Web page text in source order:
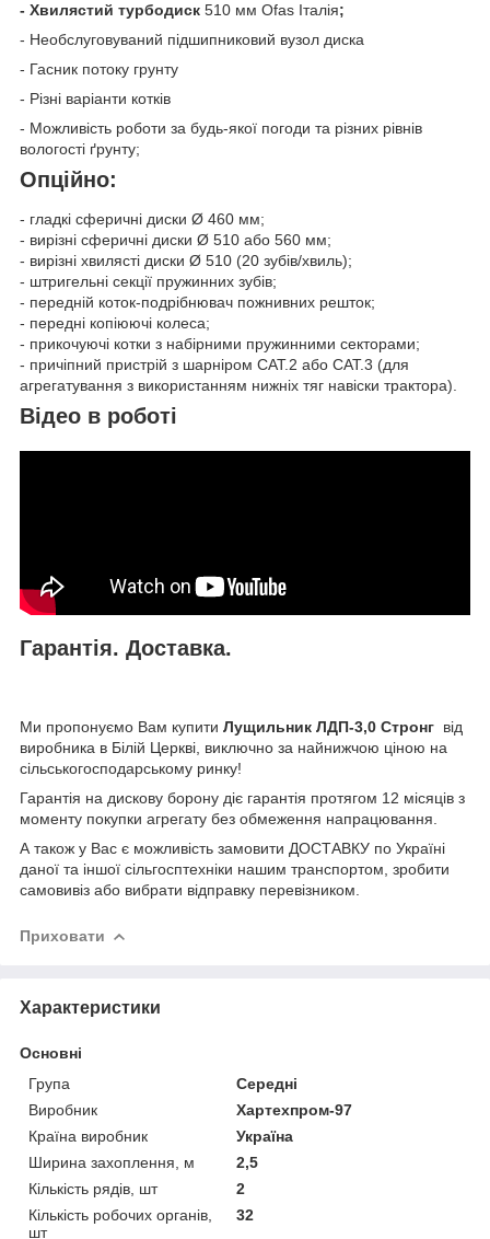
- Хвилястий турбодиск 510 мм Ofas Італія;
- Необслуговуваний підшипниковий вузол диска
- Гасник потоку грунту
- Різні варіанти котків
- Можливість роботи за будь-якої погоди та різних рівнів
вологості ґрунту;
Опційно:
- гладкі сферичні диски Ø 460 мм;
- вирізні сферичні диски Ø 510 або 560 мм;
- вирізні хвилясті диски Ø 510 (20 зубів/хвиль);
- штригельні секції пружинних зубів;
- передній коток-подрібнювач пожнивних решток;
- передні копіюючі колеса;
- прикочуючі котки з набірними пружинними секторами;
- причіпний пристрій з шарніром CAT.2 або САТ.3 (для
агрегатування з використанням нижніх тяг навіски трактора).
Відео в роботі
Гарантія. Доставка.
Ми пропонуємо Вам купити Лущильник ЛДП-3,0 Стронг від
виробника в Білій Церкві, виключно за найнижчою ціною на
сільськогосподарському ринку!
Гарантія на дискову борону діє гарантія протягом 12 місяців з
моменту покупки агрегату без обмеження напрацювання.
А також у Вас є можливість замовити ДОСТАВКУ по Україні
даної та іншої сільгосптехніки нашим транспортом, зробити
самовивіз або вибрати відправку перевізником.
Приховати
Характеристики
Основні
Група
Середні
Виробник
Хартехпром-97
Країна виробник
Україна
Ширина захоплення, м
2,5
Кількість рядів, шт
2
Кількість робочих органів,
шт
32